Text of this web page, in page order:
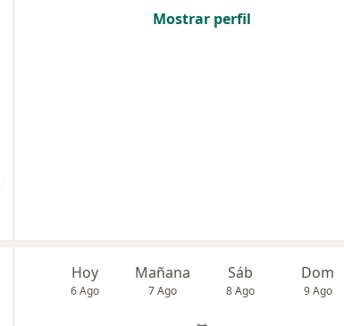
Mostrar perfil
Hoy
6 Ago
Mañana
7 Ago
Sáb
8 Ago
Dom
9 Ago